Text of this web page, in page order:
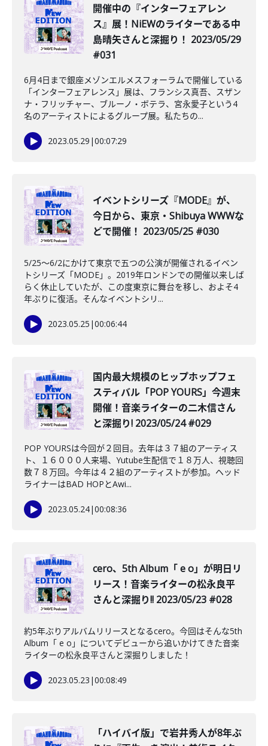
開催中の『インターフェアレン
ス』展！NiEWのライターである中
島晴矢さんと深掘り！ 2023/05/29
#031
6月4日まで銀座メゾンエルメスフォーラムで開催している
「インターフェアレンス」展は、フランシス真吾、スザン
ナ・フリッチャー、ブルーノ・ボテラ、宮永愛子という4
名のアーティストによるグループ展。私たちの...
2023.05.29 |00:07:29
イベントシリーズ『MODE』が、
今日から、東京・Shibuya WWWな
どで開催！ 2023/05/25 #030
5/25〜6/2にかけて東京で五つの公演が開催されるイベン
トシリーズ「MODE」。2019年ロンドンでの開催以来しば
らく休止していたが、この度東京に舞台を移し、およそ4
年ぶりに復活。そんなイベントシリ...
2023.05.25 |00:06:44
国内最大規模のヒップホップフェ
スティバル「POP YOURS」今週末
開催！音楽ライターの二木信さん
と深掘り! 2023/05/24 #029
POP YOURSは今回が２回目。去年は３７組のアーティス
ト、１６０００人来場、Yutube生配信で１８万人、視聴回
数７８万回。今年は４２組のアーティストが参加。ヘッド
ライナーはBAD HOPとAwi...
2023.05.24|00:08:36
️cero、5th Album「 e o」が明日リ
リース！音楽ライターの松永良平
さんと深掘り!! 2023/05/23 #028
約5年ぶりアルバムリリースとなるcero。今回はそんな5th
Album「 e o」についてデビューから追いかけてきた音楽
ライターの松永良平さんと深掘りしました！
2023.05.23 |00:08:49
「ハイバイ版」で岩井秀人が8年ぶ